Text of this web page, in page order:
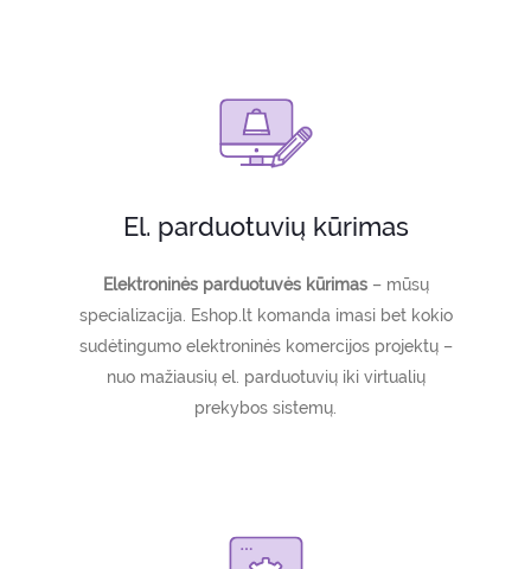
El. parduotuvių kūrimas
Elektroninės parduotuvės kūrimas– mūsų
specializacija. Eshop.lt komanda imasi bet kokio
sudėtingumo elektroninės komercijos projektų –
nuo mažiausių el. parduotuvių iki virtualių
prekybos sistemų.